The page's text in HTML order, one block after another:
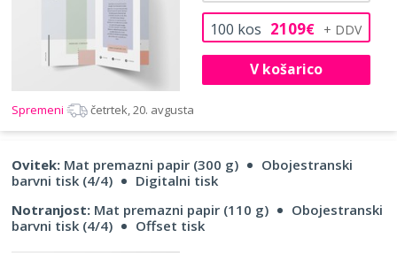
100 kos 2109€
V košarico
Spremeni četrtek, 20. avgusta
Ovitek: Mat premazni papir (300 g)
Obojestranski
barvni tisk (4/4)
Digitalni tisk
Notranjost: Mat premazni papir (110 g)
Obojestranski
barvni tisk (4/4)
Offset tisk